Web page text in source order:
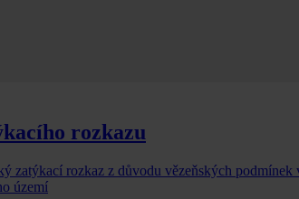
rozkazu
zatýkací rozkaz z důvodu vězeňských
území